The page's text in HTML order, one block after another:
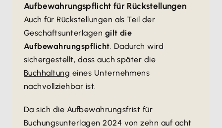
Aufbewahrungspflicht für Rückstellungen
Auch für Rückstellungen als Teil der
Geschäftsunterlagen gilt die
Aufbewahrungspflicht. Dadurch wird
sichergestellt, dass auch später die
Buchhaltung eines Unternehmens
nachvollziehbar ist.
Da sich die Aufbewahrungsfrist für
Buchungsunterlagen 2024 von zehn auf acht